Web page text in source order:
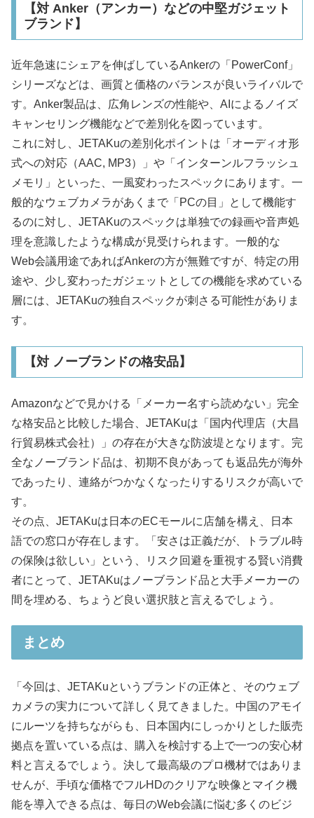
【対 Anker（アンカー）などの中堅ガジェット
ブランド】
近年急速にシェアを伸ばしているAnkerの「PowerConf」
シリーズなどは、画質と価格のバランスが良いライバルで
す。Anker製品は、広角レンズの性能や、AIによるノイズ
キャンセリング機能などで差別化を図っています。
これに対し、JETAKuの差別化ポイントは「オーディオ形
式への対応（AAC, MP3）」や「インターンルフラッシュ
メモリ」といった、一風変わったスペックにあります。一
般的なウェブカメラがあくまで「PCの目」として機能す
るのに対し、JETAKuのスペックは単独での録画や音声処
理を意識したような構成が見受けられます。一般的な
Web会議用途であればAnkerの方が無難ですが、特定の用
途や、少し変わったガジェットとしての機能を求めている
層には、JETAKuの独自スペックが刺さる可能性がありま
す。
【対 ノーブランドの格安品】
Amazonなどで見かける「メーカー名すら読めない」完全
な格安品と比較した場合、JETAKuは「国内代理店（大昌
行貿易株式会社）」の存在が大きな防波堤となります。完
全なノーブランド品は、初期不良があっても返品先が海外
であったり、連絡がつかなくなったりするリスクが高いで
す。
その点、JETAKuは日本のECモールに店舗を構え、日本
語での窓口が存在します。「安さは正義だが、トラブル時
の保険は欲しい」という、リスク回避を重視する賢い消費
者にとって、JETAKuはノーブランド品と大手メーカーの
間を埋める、ちょうど良い選択肢と言えるでしょう。
まとめ
「今回は、JETAKuというブランドの正体と、そのウェブ
カメラの実力について詳しく見てきました。中国のアモイ
にルーツを持ちながらも、日本国内にしっかりとした販売
拠点を置いている点は、購入を検討する上で一つの安心材
料と言えるでしょう。決して最高級のプロ機材ではありま
せんが、手頃な価格でフルHDのクリアな映像とマイク機
能を導入できる点は、毎日のWeb会議に悩む多くのビジ